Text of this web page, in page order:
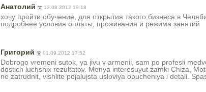
Анатолий 12.08.2012 19:18
хочу пройти обучение, для открытия такого бизнеса в
подробнее условия оплаты, проживания и режима занятий
Григорий 01.09.2012 17:52
Dobrogo vremeni sutok, ya jivu v armenii, sam po profesii
dostich luchshix rezultatov. Menya interesuyut zamki Chiza,
ne zatrudnit, vishlite pojalujsta usloviya obucheniya i detali.